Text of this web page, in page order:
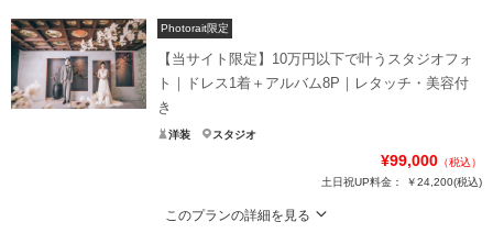
Photorait限定
【当サイト限定】10万円以下で叶うスタジオフォ
ト｜ドレス1着＋アルバム8P｜レタッチ・美容付
き
洋装 スタジオ
¥99,000 （税込）
土日祝UP料金：
￥24,200(税込)
このプランの詳細を見る